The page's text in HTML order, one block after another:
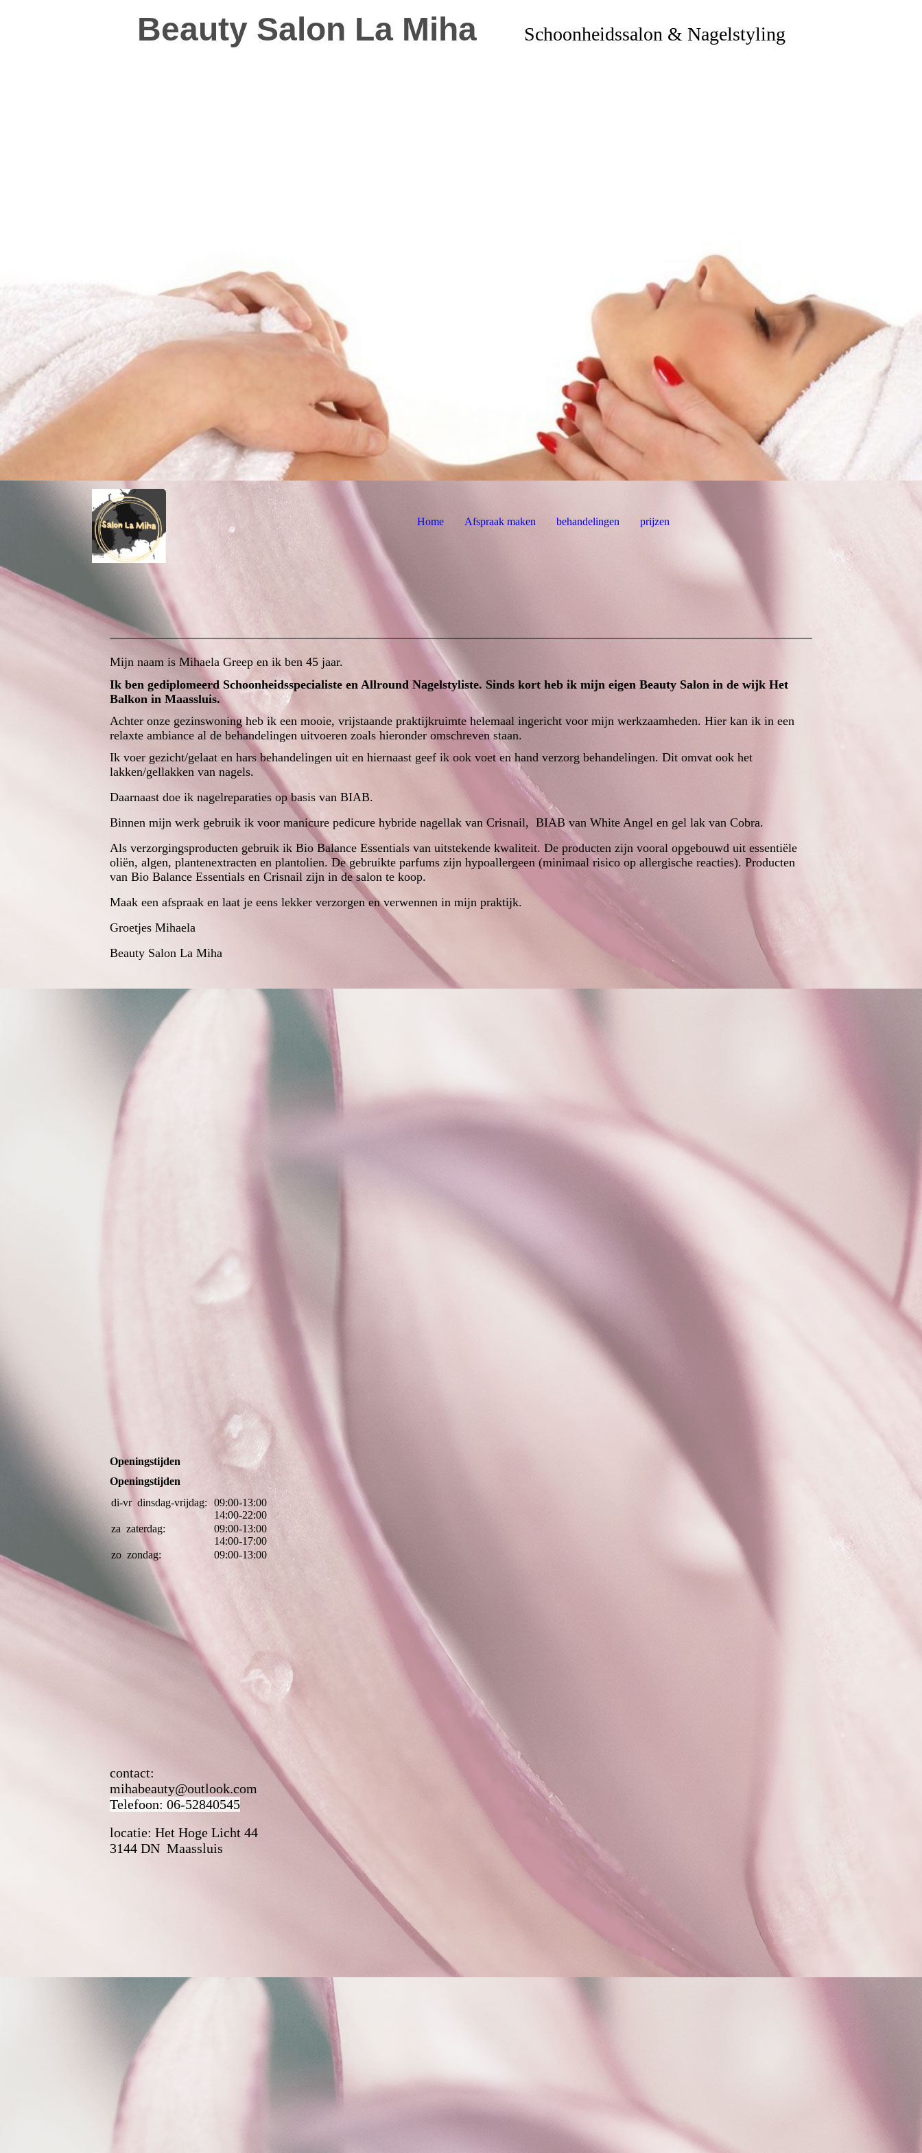
Beauty Salon La Miha Schoonheidssalon & Nagelstyling
Home Afspraak maken behandelingen prijzen
Mijn naam is Mihaela Greep en ik ben 45 jaar.
Ik ben gediplomeerd Schoonheidsspecialiste en Allround Nagelstyliste. Sinds kort heb ik mijn eigen Beauty Salon in de wijk Het
Balkon in Maassluis.
Achter onze gezinswoning heb ik een mooie, vrijstaande praktijkruimte helemaal ingericht voor mijn werkzaamheden. Hier kan ik in een
relaxte ambiance al de behandelingen uitvoeren zoals hieronder omschreven staan.
Ik voer gezicht/gelaat en hars behandelingen uit en hiernaast geef ik ook voet en hand verzorg behandelingen. Dit omvat ook het
lakken/gellakken van nagels.
Daarnaast doe ik nagelreparaties op basis van BIAB.
Binnen mijn werk gebruik ik voor manicure pedicure hybride nagellak van Crisnail, BIAB van White Angel en gel lak van Cobra.
Als verzorgingsproducten gebruik ik Bio Balance Essentials van uitstekende kwaliteit. De producten zijn vooral opgebouwd uit essentiële
oliën, algen, plantenextracten en plantolien. De gebruikte parfums zijn hypoallergeen (minimaal risico op allergische reacties). Producten
van Bio Balance Essentials en Crisnail zijn in de salon te koop.
Maak een afspraak en laat je eens lekker verzorgen en verwennen in mijn praktijk.
Groetjes Mihaela
Beauty Salon La Miha
Openingstijden
Openingstijden
di-vr dinsdag-vrijdag:
09:00-13:00
14:00-22:00
za zaterdag:
09:00-13:00
14:00-17:00
zo zondag: 09:00-13:00
contact:
mihabeauty@outlook.com
Telefoon: 06-52840545
locatie: Het Hoge Licht 44
3144 DN Maassluis